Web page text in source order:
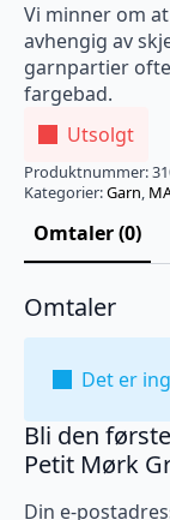
Vi minner om
avhengig av
garnpartier
fargebad.
Utsolgt
Produktnummer:
Kategorier:Garn,
Omtaler (0)
Omtaler
Det er
Bli den
Petit Mørk
Din e-